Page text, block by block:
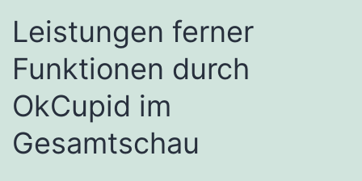
Leistungen ferner
Funktionen durch
OkCupid im
Gesamtschau